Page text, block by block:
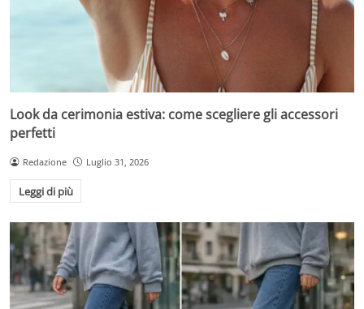
Look da cerimonia estiva: come scegliere gli accessori
perfetti
Redazione Luglio 31, 2026
Leggi di più